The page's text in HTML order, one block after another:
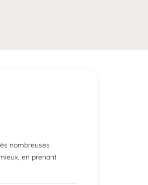
nombreuses
en prenant